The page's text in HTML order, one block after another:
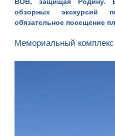
обзорных экскурсий
обязательное посещение
Мемориальный